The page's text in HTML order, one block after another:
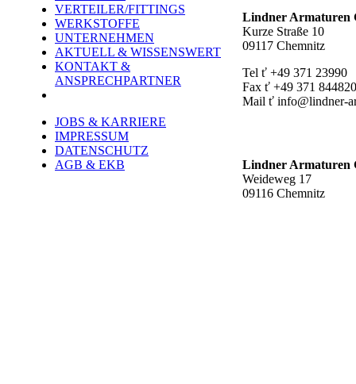
VERTEILER/FITTINGS
WERKSTOFFE
UNTERNEHMEN
AKTUELL & WISSENSWERT
KONTAKT &
ANSPRECHPARTNER
JOBS & KARRIERE
IMPRESSUM
DATENSCHUTZ
AGB & EKB
Lindner Armaturen
Kurze Straße 10
09117 Chemnitz
Tel ť +49 371 23990
Fax ť +49 371
Mail ť info@lindner-
Lindner Armaturen
Weideweg 17
09116 Chemnitz